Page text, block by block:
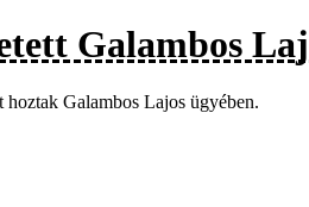
Galambos
Galambos Lajos ügyében.